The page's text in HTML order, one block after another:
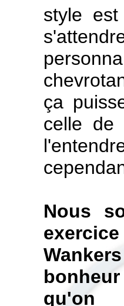
style
ça
celle de
Nous
qu'on